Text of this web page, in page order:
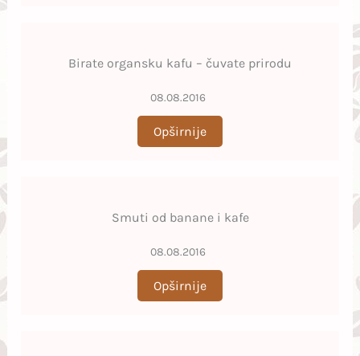
Birate organsku kafu – čuvate prirodu
08.08.2016
Opširnije
Smuti od banane i kafe
08.08.2016
Opširnije